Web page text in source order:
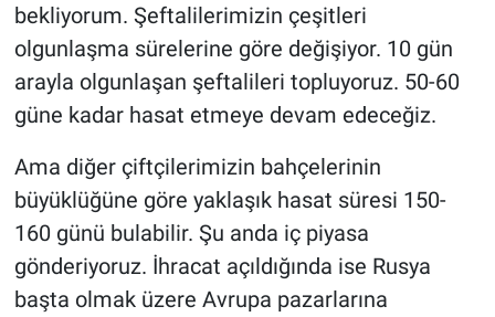
bekliyorum. Şeftalilerimizin çeşitleri
olgunlaşma sürelerine göre değişiyor. 10 gün
arayla olgunlaşan şeftalileri topluyoruz. 50-60
güne kadar hasat etmeye devam edeceğiz.
Ama diğer çiftçilerimizin bahçelerinin
büyüklüğüne göre yaklaşık hasat süresi 150-
160 günü bulabilir. Şu anda iç piyasa
gönderiyoruz. İhracat açıldığında ise Rusya
başta olmak üzere Avrupa pazarlarına